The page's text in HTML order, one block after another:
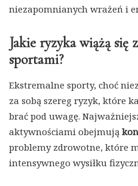
niezapomnianych wrażeń i
Jakie ryzyka wiążą się
sportami?
Ekstremalne sporty, choć
za sobą szereg ryzyk, które
brać pod uwagę.
aktywnościami obejmują
problemy zdrowotne, które
intensywnego wysiłku